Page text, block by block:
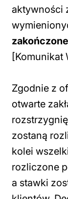
aktywności
[Komunikat
Zgodnie z
otwarte
zostaną
kolei
rozliczone
a stawki